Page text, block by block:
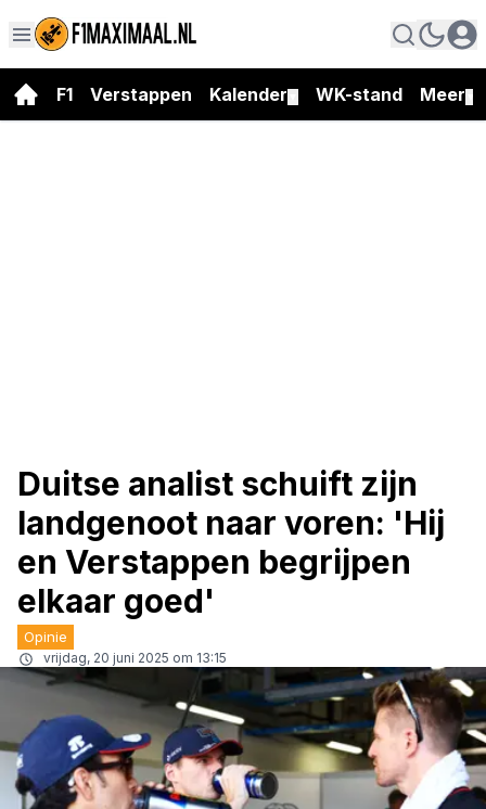
F1 Verstappen Kalender WK-stand Meer
Duitse analist schuift zijn
landgenoot naar voren: 'Hij
en Verstappen begrijpen
elkaar goed'
Opinie
vrijdag, 20 juni 2025 om 13:15